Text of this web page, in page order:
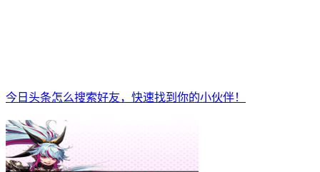
今日头条怎么搜索好友，快速找到你的小伙伴！